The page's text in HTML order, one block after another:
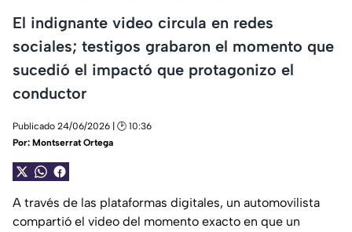
El indignante video circula en redes
sociales; testigos grabaron el momento que
sucedió el impactó que protagonizo el
conductor
Publicado 24/06/2026 | 🕑 10:36
Por: Montserrat Ortega
A través de las plataformas digitales, un automovilista
compartió el video del momento exacto en que un